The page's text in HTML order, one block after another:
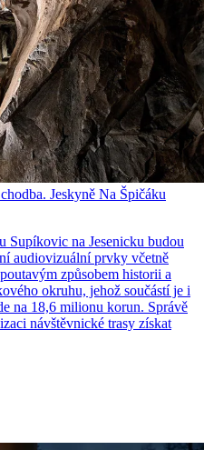
Jeskyně Na Špičáku
Supíkovic na Jesenicku budou
audiovizuální prvky včetně
způsobem historii a
okruhu, jehož součástí je i
na 18,6 milionu korun. Správě
návštěvnické trasy získat